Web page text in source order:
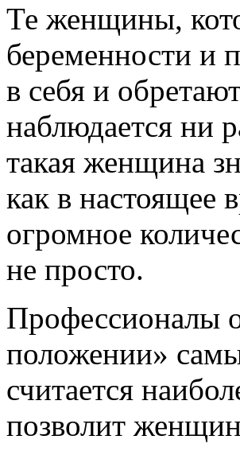
Те женщины,
беременности и
в себя и
наблюдается ни
такая женщина
как в настоящее
огромное
не просто.
Профессионалы
положении»
считается
позволит